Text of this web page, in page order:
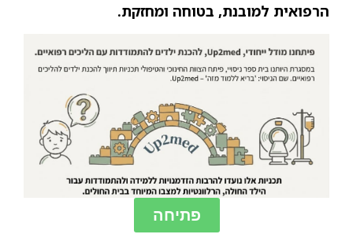
הרפואית למובנת, בטוחה ומחזקת.
פתיחה